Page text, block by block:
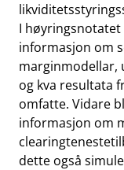
I høyringsnotatet
informasjon om
marginmodellar,
og kva resultata
omfatte. Vidare
informasjon om
dette også